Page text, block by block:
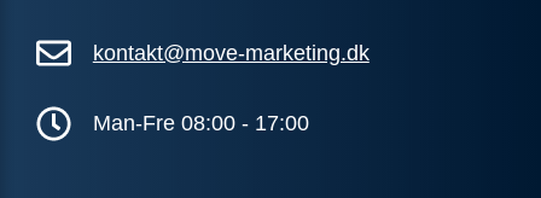
kontakt@move-marketing.dk
Man-Fre 08:00 - 17:00